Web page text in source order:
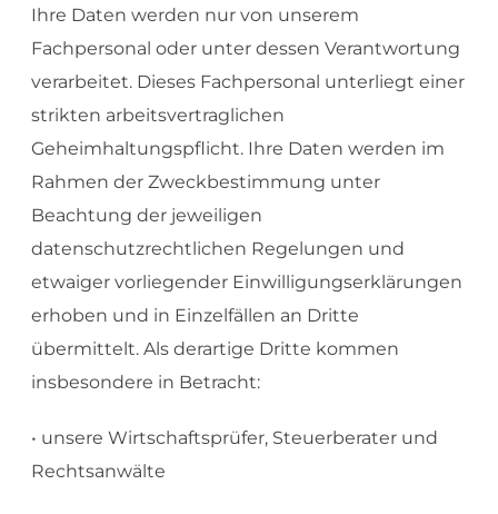
Ihre Daten werden nur von unserem
Fachpersonal oder unter dessen Verantwortung
verarbeitet. Dieses Fachpersonal unterliegt einer
strikten arbeitsvertraglichen
Geheimhaltungspflicht. Ihre Daten werden im
Rahmen der Zweckbestimmung unter
Beachtung der jeweiligen
datenschutzrechtlichen Regelungen und
etwaiger vorliegender Einwilligungserklärungen
erhoben und in Einzelfällen an Dritte
übermittelt. Als derartige Dritte kommen
insbesondere in Betracht:
• unsere Wirtschaftsprüfer, Steuerberater und
Rechtsanwälte